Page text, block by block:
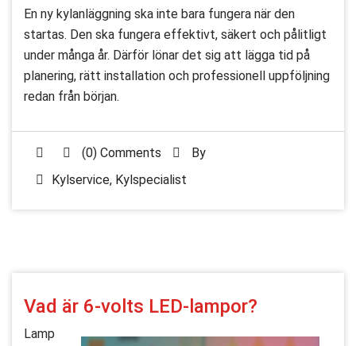
En ny kylanläggning ska inte bara fungera när den
startas. Den ska fungera effektivt, säkert och pålitligt
under många år. Därför lönar det sig att lägga tid på
planering, rätt installation och professionell uppföljning
redan från början.
(0) Comments
By
Kylservice, Kylspecialist
Vad är 6-volts LED-lampor?
Lamp